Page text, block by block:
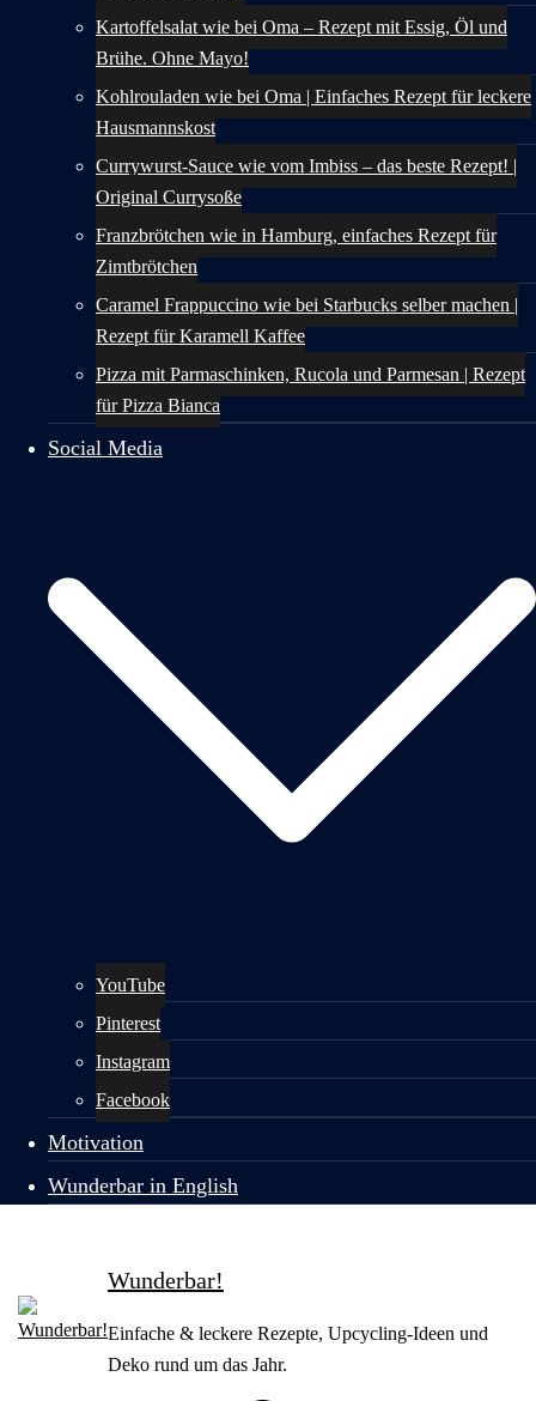
Kartoffelsalat wie bei Oma – Rezept mit Essig, Öl und
Brühe. Ohne Mayo!
Kohlrouladen wie bei Oma | Einfaches Rezept für leckere
Hausmannskost
Currywurst-Sauce wie vom Imbiss – das beste Rezept! |
Original Currysoße
Franzbrötchen wie in Hamburg, einfaches Rezept für
Zimtbrötchen
Caramel Frappuccino wie bei Starbucks selber machen |
Rezept für Karamell Kaffee
Pizza mit Parmaschinken, Rucola und Parmesan | Rezept
für Pizza Bianca
Social Media
YouTube
Pinterest
Instagram
Facebook
Motivation
Wunderbar in English
Wunderbar!
Einfache & leckere Rezepte, Upcycling-Ideen und
Deko rund um das Jahr.